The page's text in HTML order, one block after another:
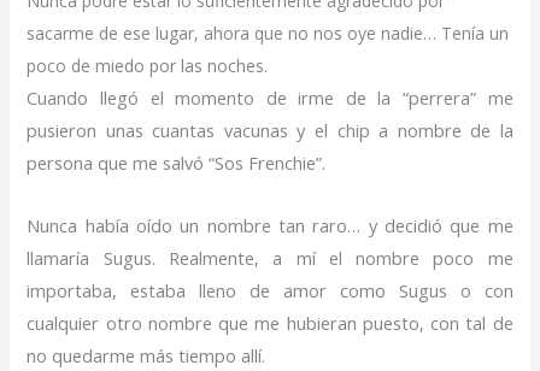
sacarme de ese lugar, ahora que no nos oye nadie… Tenía un
poco de miedo por las noches.
Cuando llegó el momento de irme de la “perrera” me
pusieron unas cuantas vacunas y el chip a nombre de la
persona que me salvó “Sos Frenchie”.
Nunca había oído un nombre tan raro… y decidió que me
llamaría Sugus. Realmente, a mí el nombre poco me
importaba, estaba lleno de amor como Sugus o con
cualquier otro nombre que me hubieran puesto, con tal de
no quedarme más tiempo allí.